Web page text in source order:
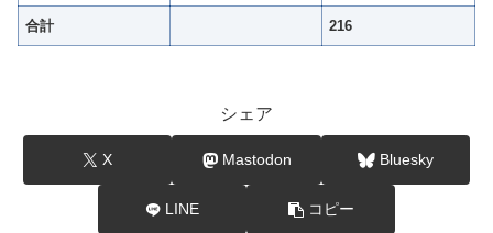
合計 216
シェア
X Mastodon Bluesky
LINE コピー